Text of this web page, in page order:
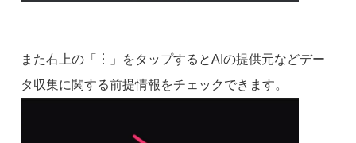
また右上の「︙」をタップするとAIの提供元などデー
タ収集に関する前提情報をチェックできます。